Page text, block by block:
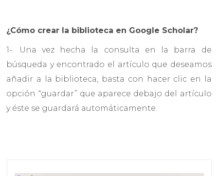
¿Cómo crear la biblioteca en Google Scholar?
1-. Una vez hecha la consulta en la barra de
búsqueda y encontrado el artículo que deseamos
añadir a la biblioteca, basta con hacer clic en la
opción “guardar” que aparece debajo del artículo
y éste se guardará automáticamente.